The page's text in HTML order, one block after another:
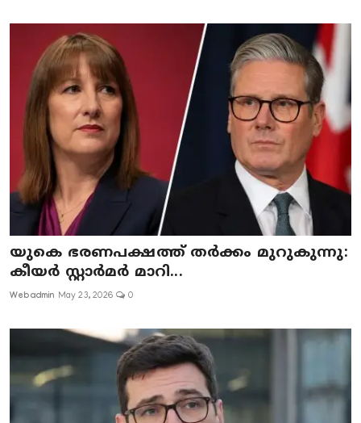
യുകെ ഭരണപക്ഷത്ത് തർക്കം മുറുകുന്നു:
കീയർ സ്റ്റാർമർ മാറി...
Webadmin May 23, 2026 0